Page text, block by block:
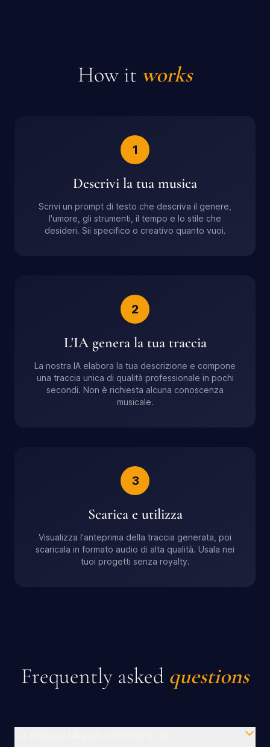
How it works
1
Descrivi la tua musica
Scrivi un prompt di testo che descriva il genere,
l'umore, gli strumenti, il tempo e lo stile che
desideri. Sii specifico o creativo quanto vuoi.
2
L'IA genera la tua traccia
La nostra IA elabora la tua descrizione e compone
una traccia unica di qualità professionale in pochi
secondi. Non è richiesta alcuna conoscenza
musicale.
3
Scarica e utilizza
Visualizza l'anteprima della traccia generata, poi
scaricala in formato audio di alta qualità. Usala nei
tuoi progetti senza royalty.
Frequently asked questions